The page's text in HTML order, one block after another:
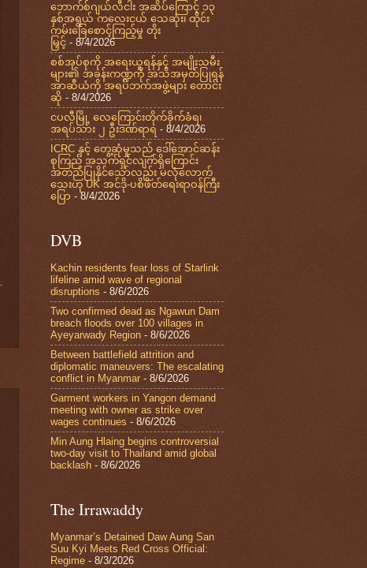
ဘောက်စ်ဂျယ်လီငါး အဆိပ်ကြောင့် ၁၃
နှစ်အရွယ် ကလေးငယ် သေဆုံး၊ ထိုင်း
ကမ်းခြေစောင့်ကြည့်မှု တိုး
မြှင့် - 8/4/2026
စစ်အုပ်စုကို အရေးယူရန်နှင့် အမျိုးသမီး
များ၏ အခန်းကဏ္ဍကို အသိအမှတ်ပြုရန်
အာဆီယံကို အရပ်ဘက်အဖွဲ့များ တောင်း
ဆို - 8/4/2026
ငပလီမြို့ လေကြောင်းတိုက်ခိုက်ခံရ၊
အရပ်သား ၂ ဦးဒဏ်ရာရ - 8/4/2026
ICRC နှင့် တွေ့ဆုံမှုသည် ဒေါ်အောင်ဆန်း
စုကြည် အသက်ရှင်လျက်ရှိကြောင်း
အတည်ပြုနိုင်သော်လည်း မလုံလောက်
သေးဟု UK အင်ဒို-ပစိဖိတ်ရေးရာဝန်ကြီး
ပြော - 8/4/2026
DVB
Kachin residents fear loss of Starlink
lifeline amid wave of regional
disruptions - 8/6/2026
Two confirmed dead as Ngawun Dam
breach floods over 100 villages in
Ayeyarwady Region - 8/6/2026
Between battlefield attrition and
diplomatic maneuvers: The escalating
conflict in Myanmar - 8/6/2026
Garment workers in Yangon demand
meeting with owner as strike over
wages continues - 8/6/2026
Min Aung Hlaing begins controversial
two-day visit to Thailand amid global
backlash - 8/6/2026
The Irrawaddy
Myanmar’s Detained Daw Aung San
Suu Kyi Meets Red Cross Official:
Regime - 8/3/2026